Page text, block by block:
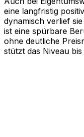
eine langfristig
dynamisch verlief
ist eine spürbare
ohne deutliche
stützt das Niveau bis